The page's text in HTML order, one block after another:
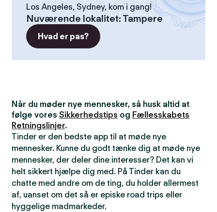
Los Angeles, Sydney, kom i gang!
Nuværende lokalitet: Tampere
Hvad er pas?
Når du møder nye mennesker, så husk altid at
følge vores Sikkerhedstips og Fællesskabets
Retningslinjer.
Tinder er den bedste app til at møde nye
mennesker. Kunne du godt tænke dig at møde nye
mennesker, der deler dine interesser? Det kan vi
helt sikkert hjælpe dig med. På Tinder kan du
chatte med andre om de ting, du holder allermest
af, uanset om det så er episke road trips eller
hyggelige madmarkeder.